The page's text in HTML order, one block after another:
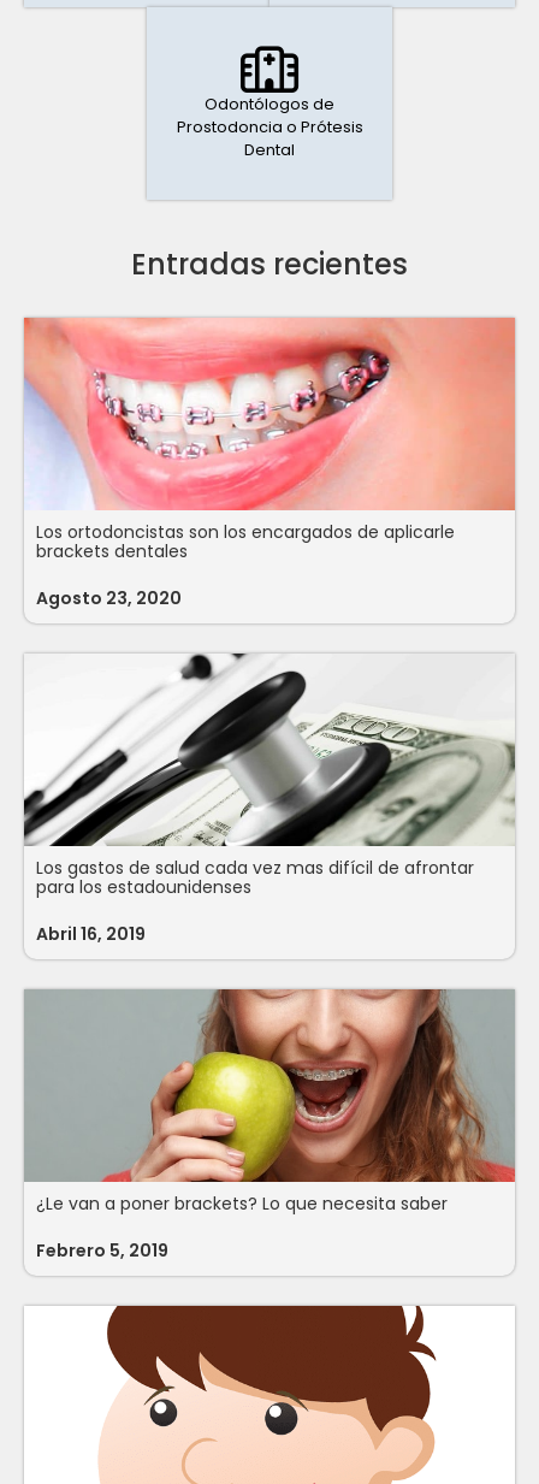
Odontólogos de
Prostodoncia o Prótesis
Dental
Entradas recientes
Los ortodoncistas son los encargados de aplicarle
brackets dentales
Agosto 23, 2020
Los gastos de salud cada vez mas difícil de afrontar
para los estadounidenses
Abril 16, 2019
¿Le van a poner brackets? Lo que necesita saber
Febrero 5, 2019